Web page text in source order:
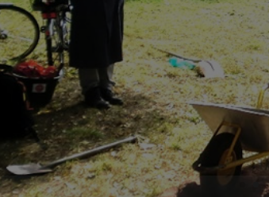
Ammendorf – Aktion zum Freiwilligentag